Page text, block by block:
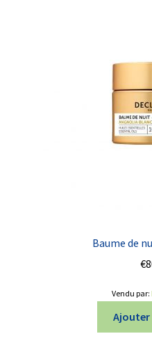
Baume de
€
Vendu par:
Ajouter